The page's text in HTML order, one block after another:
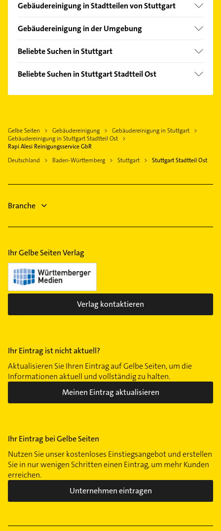
Gebäudereinigung in Stadtteilen von Stuttgart
Bad Cannstatt
Degerloch
Feuerbach
Heumaden
Mitte
Neugereut
Nord
Sommerrain
Weilimdorf
West
Zuffenhausen
Gebäudereinigung in der Umgebung
Fellbach
Esslingen am Neckar
Waiblingen
Leinfelden-Echterdingen
Gerlingen
Beliebte Suchen in Stuttgart
Kammerjäger
Kanalreinigung
Logopädie
Klempner
Beliebte Suchen in Stuttgart Stadtteil Ost
Zahnarzt
Bauunternehmen
Steuerberater
Physiotherapie
Gelbe Seiten Gebäudereinigung
Gebäudereinigung in Stuttgart
Gebäudereinigung in Stuttgart Stadtteil Ost
Rapi Alesi Reinigungsservice GbR
Deutschland
Baden-Württemberg Stuttgart Stuttgart Stadtteil Ost
Branche
Ihr Gelbe Seiten Verlag
Verlag kontaktieren
Ihr Eintrag ist nicht aktuell?
Aktualisieren Sie Ihren Eintrag auf Gelbe Seiten, um die
Informationen aktuell und vollständig zu halten.
Meinen Eintrag aktualisieren
Ihr Eintrag bei Gelbe Seiten
Nutzen Sie unser kostenloses Einstiegsangebot und erstellen
Sie in nur wenigen Schritten einen Eintrag, um mehr Kunden
erreichen.
Unternehmen eintragen